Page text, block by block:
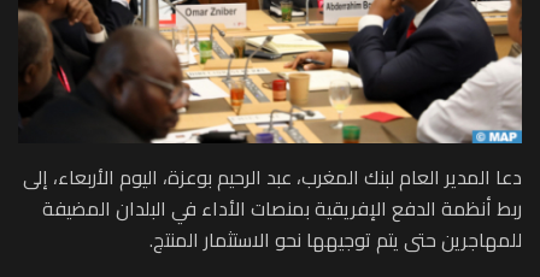
دعا المدير العام لبنك المغرب، عبد الرحيم بوعزة، اليوم الأربعاء، إلى
ربط أنظمة الدفع الإفريقية بمنصات الأداء في البلدان المضيفة
للمهاجرين حتى يتم توجيهها نحو الاستثمار المنتج.